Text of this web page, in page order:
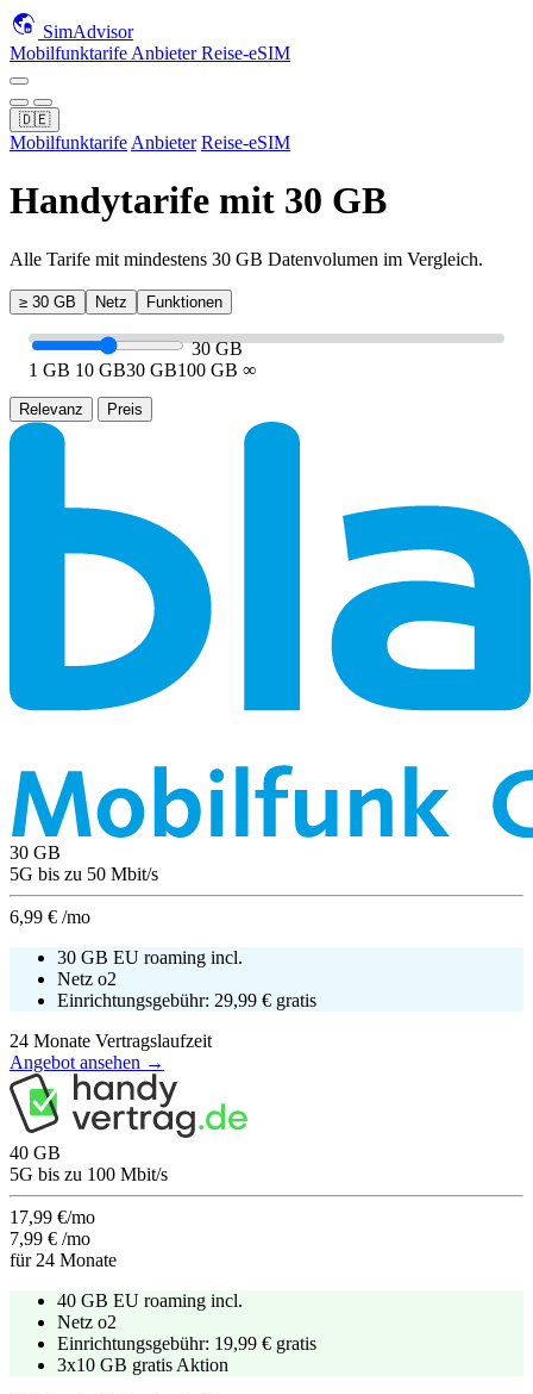
SimAdvisor
Mobilfunktarife AnbieterReise-eSIM
🇩🇪
Mobilfunktarife Anbieter Reise-eSIM
Handytarife mit 30 GB
Alle Tarife mit mindestens 30 GB Datenvolumen im Vergleich.
≥ 30 GB Netz Funktionen
30 GB
1 GB 10 GB30 GB100 GB ∞
Relevanz Preis
30 GB
5G bis zu 50 Mbit/s
6,99 € /mo
30 GB EU roaming incl.
Netz o2
Einrichtungsgebühr: 29,99 € gratis
24 Monate Vertragslaufzeit
Angebot ansehen →
40 GB
5G bis zu 100 Mbit/s
17,99 €/mo
7,99 € /mo
für 24 Monate
40 GB EU roaming incl.
Netz o2
Einrichtungsgebühr: 19,99 € gratis
3x10 GB gratis Aktion